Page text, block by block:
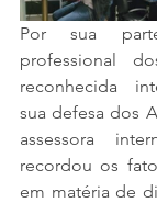
Por sua
professional
reconhecida
sua defesa dos
assessora
recordou os
em matéria de